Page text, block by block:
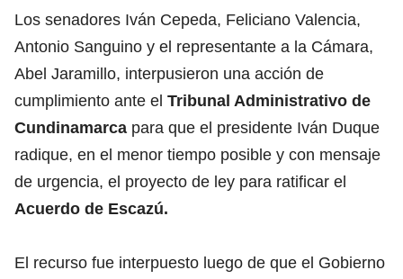
Los senadores Iván Cepeda, Feliciano Valencia,
Antonio Sanguino y el representante a la Cámara,
Abel Jaramillo, interpusieron una acción de
cumplimiento ante el Tribunal Administrativo de
Cundinamarca para que el presidente Iván Duque
radique, en el menor tiempo posible y con mensaje
de urgencia, el proyecto de ley para ratificar el
Acuerdo de Escazú.
El recurso fue interpuesto luego de que el Gobierno